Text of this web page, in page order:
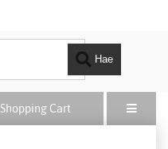
Hae
Shopping Cart